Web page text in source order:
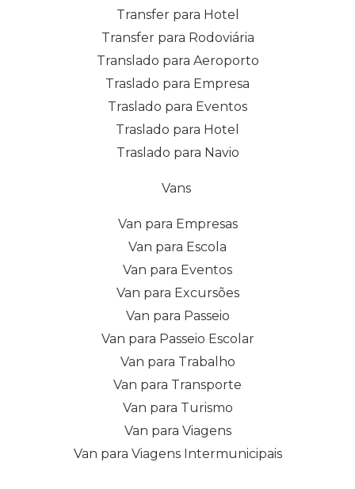
Transfer para Hotel
Transfer para Rodoviária
Translado para Aeroporto
Traslado para Empresa
Traslado para Eventos
Traslado para Hotel
Traslado para Navio
Vans
Van para Empresas
Van para Escola
Van para Eventos
Van para Excursões
Van para Passeio
Van para Passeio Escolar
Van para Trabalho
Van para Transporte
Van para Turismo
Van para Viagens
Van para Viagens Intermunicipais